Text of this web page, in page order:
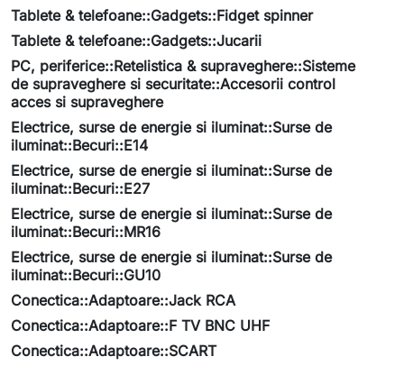
Tablete & telefoane::Gadgets::Fidget spinner
Tablete & telefoane::Gadgets::Jucarii
PC, periferice::Retelistica & supraveghere::Sisteme
de supraveghere si securitate::Accesorii control
acces si supraveghere
Electrice, surse de energie si iluminat::Surse de
iluminat::Becuri::E14
Electrice, surse de energie si iluminat::Surse de
iluminat::Becuri::E27
Electrice, surse de energie si iluminat::Surse de
iluminat::Becuri::MR16
Electrice, surse de energie si iluminat::Surse de
iluminat::Becuri::GU10
Conectica::Adaptoare::Jack RCA
Conectica::Adaptoare::F TV BNC UHF
Conectica::Adaptoare::SCART